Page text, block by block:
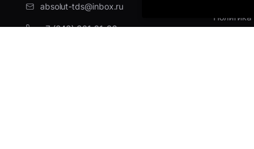
absolut-tds@inbox.ru
+7 (343) 301-91-93